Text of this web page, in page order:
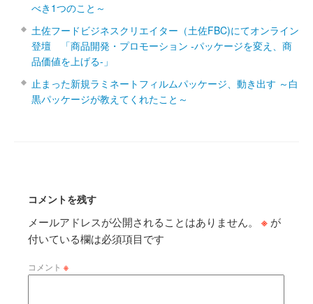
べき1つのこと～
土佐フードビジネスクリエイター（土佐FBC)にてオンライン
登壇 「商品開発・プロモーション ‐パッケージを変え、商
品価値を上げる‐」
止まった新規ラミネートフィルムパッケージ、動き出す ～白
黒パッケージが教えてくれたこと～
コメントを残す
メールアドレスが公開されることはありません。 ※ が
付いている欄は必須項目です
コメント ※